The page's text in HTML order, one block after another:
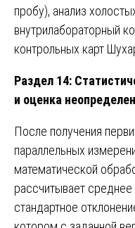
пробу), анализ
внутрилабораторный
контрольных карт
Раздел 14:
и оценка
После получения
параллельных
математической
рассчитывает
стандартное